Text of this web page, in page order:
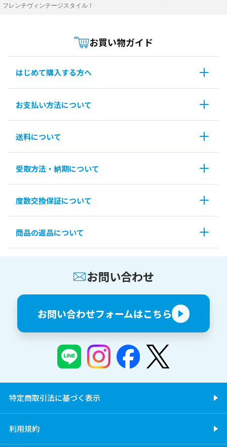
フレンチヴィンテージスタイル！
お買い物ガイド
はじめて購入する方へ
お支払い方法について
送料について
受取方法・納期について
度数交換保証について
商品の返品について
お問い合わせ
お問い合わせフォームはこちら
特定商取引法に基づく表示
利用規約